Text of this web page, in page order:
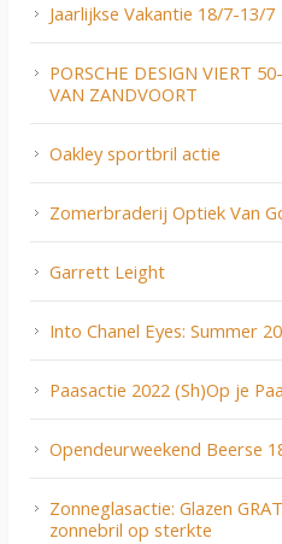
Jaarlijkse Vakantie 18/7-13/7
PORSCHE DESIGN VIERT
VAN ZANDVOORT
Oakley sportbril actie
Zomerbraderij Optiek Van
Garrett Leight
Into Chanel Eyes: Summer
Paasactie 2022 (Sh)Op je
Opendeurweekend Beerse
Zonneglasactie: Glazen
zonnebril op sterkte